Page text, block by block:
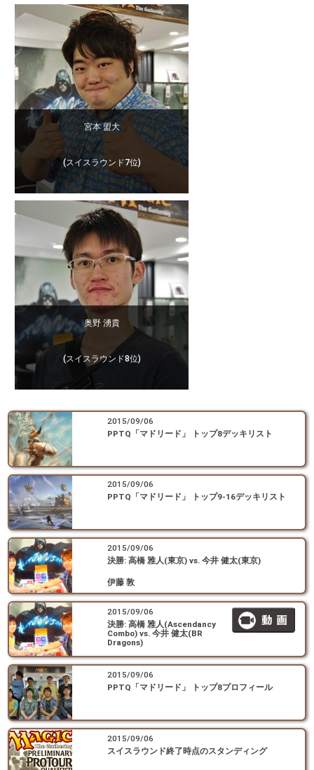
宮本 盟大
(スイスラウンド7位)
奥野 湧貴
(スイスラウンド8位)
2015/09/06
PPTQ「マドリード」 トップ8デッキリスト
2015/09/06
PPTQ「マドリード」 トップ9-16デッキリスト
2015/09/06
決勝: 高橋 雅人(東京) vs. 今井 健太(東京)
伊藤 敦
2015/09/06
決勝: 高橋 雅人(Ascendancy
Combo) vs. 今井 健太(BR
Dragons)
2015/09/06
PPTQ「マドリード」 トップ8プロフィール
2015/09/06
スイスラウンド終了時点のスタンディング